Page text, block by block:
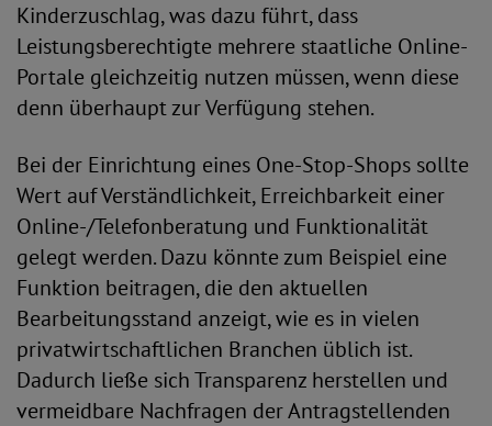
Kinderzuschlag, was dazu führt, dass
Leistungsberechtigte mehrere staatliche Online-
Portale gleichzeitig nutzen müssen, wenn diese
denn überhaupt zur Verfügung stehen.
Bei der Einrichtung eines One-Stop-Shops sollte
Wert auf Verständlichkeit, Erreichbarkeit einer
Online-/Telefonberatung und Funktionalität
gelegt werden. Dazu könnte zum Beispiel eine
Funktion beitragen, die den aktuellen
Bearbeitungsstand anzeigt, wie es in vielen
privatwirtschaftlichen Branchen üblich ist.
Dadurch ließe sich Transparenz herstellen und
vermeidbare Nachfragen der Antragstellenden